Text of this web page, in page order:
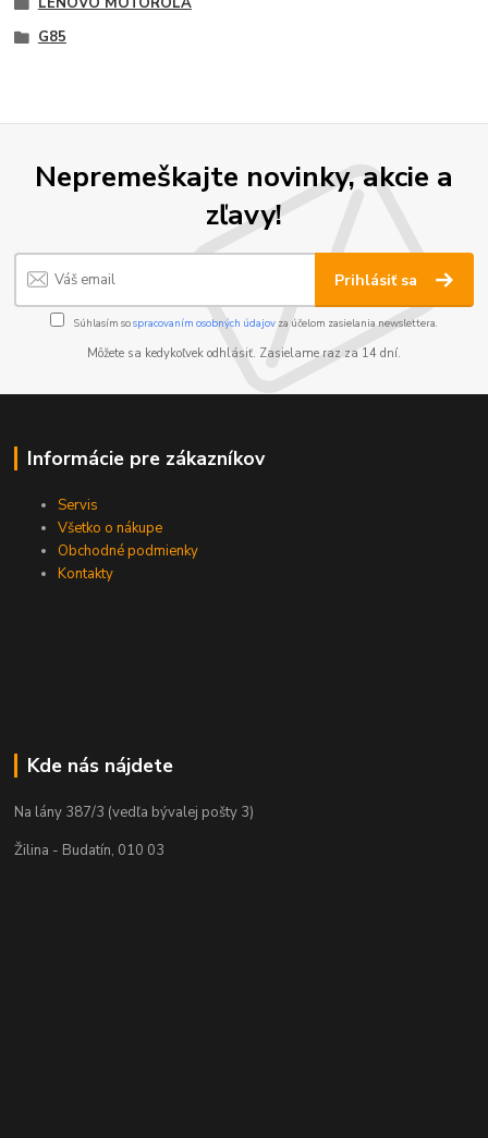
G85
Nepremeškajte novinky, akcie a
zľavy!
Prihlásiť sa
Súhlasím sospracovaním osobných údajov za účelom zasielania newslettera.
Môžete sa kedykoľvek odhlásiť. Zasielame raz za 14 dní.
Informácie pre zákazníkov
Servis
Všetko o nákupe
Obchodné podmienky
Kontakty
Kde nás nájdete
Na lány 387/3 (vedľa bývalej pošty 3)
Žilina - Budatín, 010 03